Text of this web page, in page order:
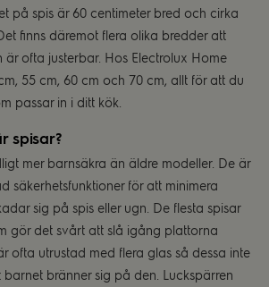
på spis är 60 centimeter bred och cirka
finns däremot flera olika bredder att
ofta justerbar. Hos Electrolux Home
55 cm, 60 cm och 70 cm, allt för att du
passar in i ditt kök.
spisar?
mer barnsäkra än äldre modeller. De är
säkerhetsfunktioner för att minimera
sig på spis eller ugn. De flesta spisar
gör det svårt att slå igång plattorna
ofta utrustad med flera glas så dessa inte
bränner sig på den. Luckspärren